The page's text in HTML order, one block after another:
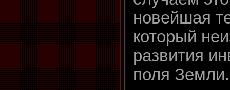
новейшая
который
развития
поля Земли.